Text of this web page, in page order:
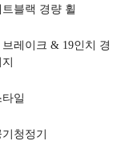
블랙 경량 휠
레이크 & 19인치 경
일
청정기